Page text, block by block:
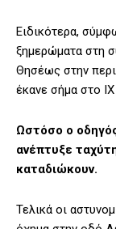
Ειδικότερα,
ξημερώματα στη
Θησέως στην
έκανε σήμα στο
Ωστόσο ο
ανέπτυξε
καταδιώκουν.
Τελικά οι